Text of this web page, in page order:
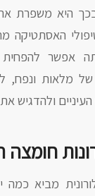
היא משפרת
האסתטיקה
אפשר
של מלאות
חומצה
מביא כמה